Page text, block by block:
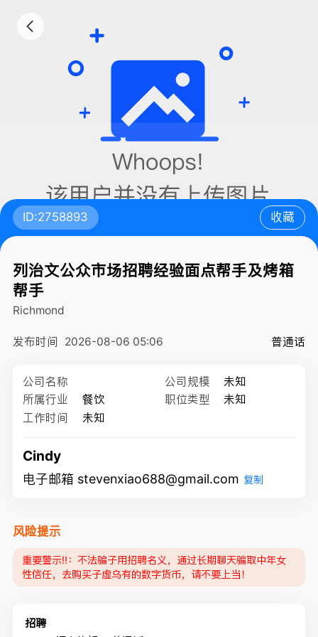
ID:2758893 收藏
列治文公众市场招聘经验面点帮手及烤箱
帮手
Richmond
发布时间 2026-08-06 05:06 普通话
公司名称 公司规模
未知
所属行业
餐饮 职位类型
未知
工作时间
未知
Cindy
电子邮箱 stevenxiao688@gmail.com 复制
风险提示
重要警示‼️：不法骗子用招聘名义，通过长期聊天骗取中年女
性信任，去购买子虚乌有的数字货币，请不要上当！
招聘